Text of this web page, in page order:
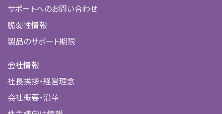
サポートへのお問い合わせ
脆弱性情報
製品のサポート期限
会社情報
社長挨拶・経営理念
会社概要・沿革